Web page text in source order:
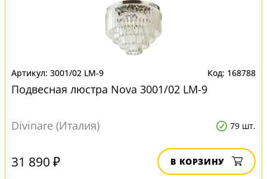
3001/02 LM-9 168788
Подвесная люстра Nova 3001/02 LM-9
Divinare (Италия) 79 шт.
31 890 ₽ В КОРЗИНУ